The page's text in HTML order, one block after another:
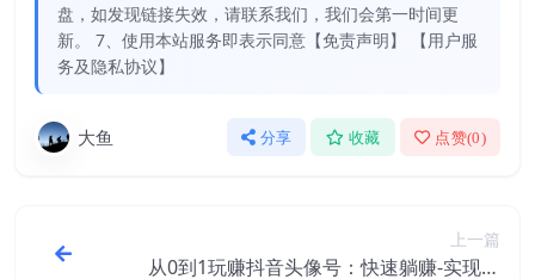
盘，如发现链接失效，请联系我们，我们会第一时间更
新。 7、使用本站服务即表示同意【免责声明】 【用户服
务及隐私协议】
大鱼 分享 收藏 点赞(0)
上一篇
从0到1玩赚抖音头像号：快速躺赚-实现睡